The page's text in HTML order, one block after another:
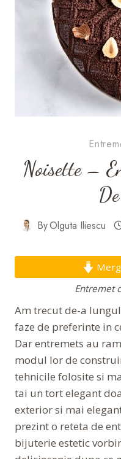
Noisette –
ByOlguta Iliescu
Entremet
Am trecut de-a
faze de preferinte in
Dar entremets au
modul lor de
tehnicile folosite si
tai un tort elegant
exterior si mai
prezint o reteta de
bijuterie estetic